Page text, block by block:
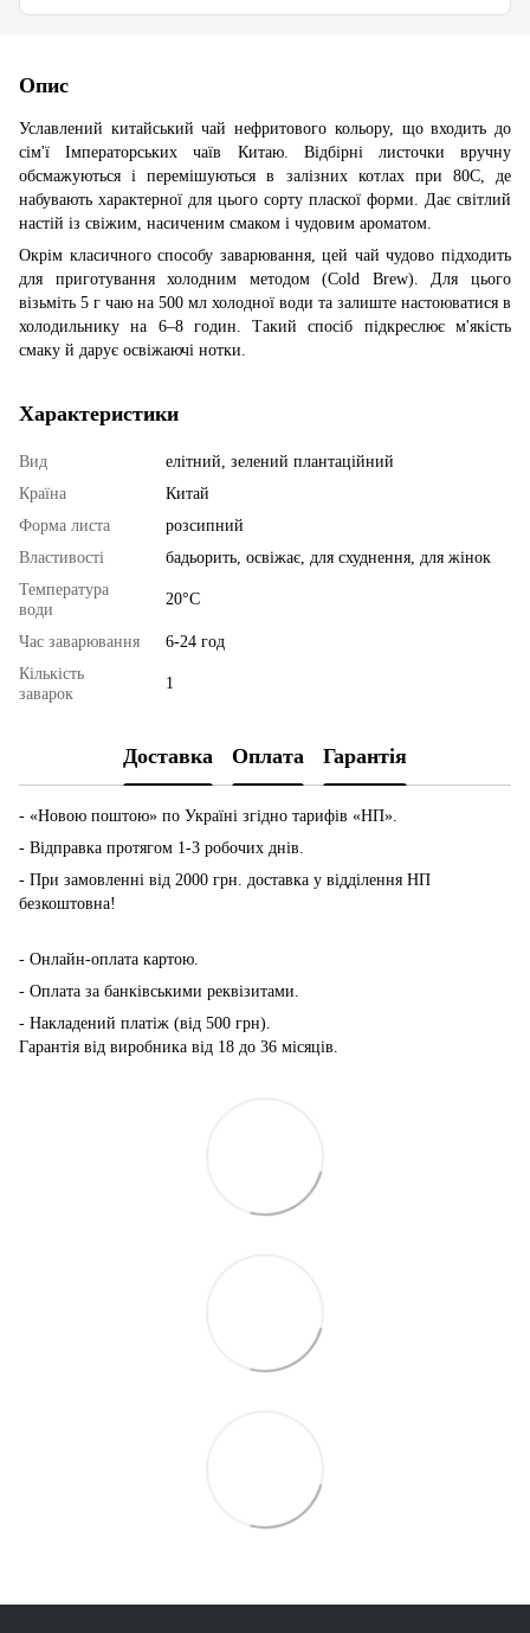
Опис
Уславлений китайський чай нефритового кольору, що входить до
сім'ї Імператорських чаїв Китаю. Відбірні листочки вручну
обсмажуються і перемішуються в залізних котлах при 80С, де
набувають характерної для цього сорту пласкої форми. Дає світлий
настій із свіжим, насиченим смаком і чудовим ароматом.
Окрім класичного способу заварювання, цей чай чудово підходить
для приготування холодним методом (Cold Brew). Для цього
візьміть 5 г чаю на 500 мл холодної води та залиште настоюватися в
холодильнику на 6–8 годин. Такий спосіб підкреслює м'якість
смаку й дарує освіжаючі нотки.
Характеристики
Вид
елітний, зелений плантаційний
Країна
Китай
Форма листа
розсипний
Властивості
бадьорить, освіжає, для схуднення, для жінок
Температура
води
20°С
Час заварювання
6-24 год
Кількість
заварок
1
Доставка Оплата Гарантія
- «Новою поштою» по Україні згідно тарифів «НП».
- Відправка протягом 1-3 робочих днів.
- При замовленні від 2000 грн. доставка у відділення НП
безкоштовна!
- Онлайн-оплата картою.
- Оплата за банківськими реквізитами.
- Накладений платіж (від 500 грн).
Гарантія від виробника від 18 до 36 місяців.